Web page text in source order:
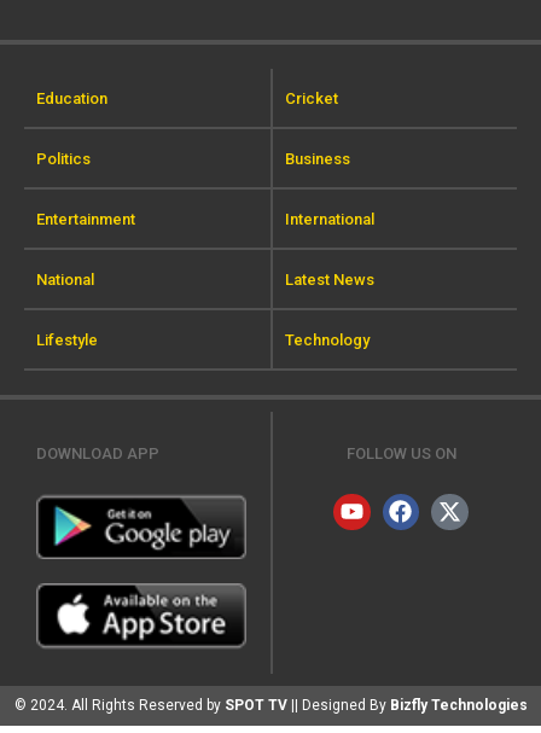
Education Cricket
Politics Business
Entertainment International
National Latest News
Lifestyle Technology
DOWNLOAD APP FOLLOW US ON
© 2024. All Rights Reserved by SPOT TV || Designed By Bizfly Technologies